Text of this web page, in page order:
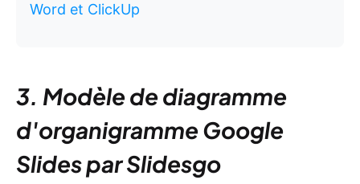
Word et ClickUp
3. Modèle de diagramme
d'organigramme Google
Slides par Slidesgo